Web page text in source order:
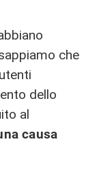
che
dello
al
causa